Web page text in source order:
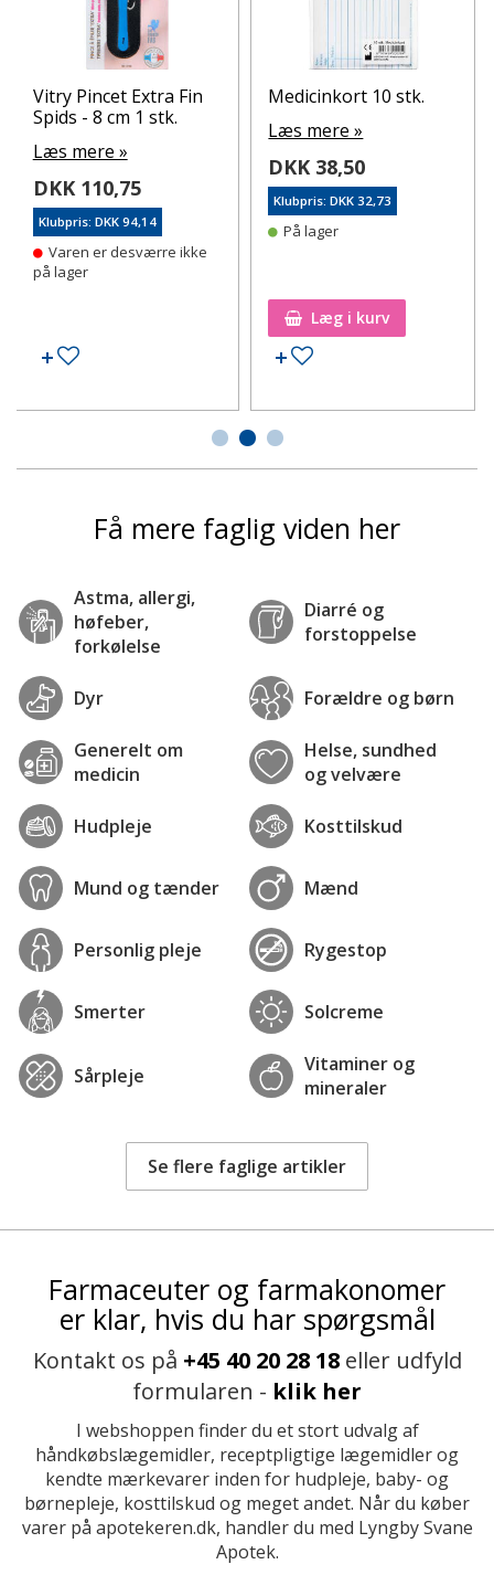
Vitry Pincet Extra Fin
Spids - 8 cm 1 stk.
Læs mere »
DKK 110,75
Klubpris: DKK 94,14
Varen er desværre ikke
på lager
Tilføj til ønskeseddel
Medicinkort 10 stk.
Læs mere »
DKK 38,50
Klubpris: DKK 32,73
På lager
Læg i kurv
Tilføj til ønskeseddel
Få mere faglig viden her
Astma, allergi,
høfeber,
forkølelse
Diarré og
forstoppelse
Dyr Forældre og børn
Generelt om
medicin
Helse, sundhed
og velvære
Hudpleje Kosttilskud
Mund og tænder Mænd
Personlig pleje Rygestop
Smerter Solcreme
Sårpleje
Vitaminer og
mineraler
Se flere faglige artikler
Farmaceuter og farmakonomer
er klar, hvis du har spørgsmål
Kontakt os på +45 40 20 28 18eller udfyld
formularen - klik her
I webshoppen finder du et stort udvalg af
håndkøbslægemidler, receptpligtige lægemidler og
kendte mærkevarer inden for hudpleje, baby- og
børnepleje, kosttilskud og meget andet. Når du køber
varer på apotekeren.dk, handler du med Lyngby Svane
Apotek.